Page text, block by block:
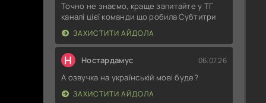
Точно не знаємо, краще запитайте у ТГ
каналі цієї команди що робила Субтитри
ЗАХИСТИТИ АЙДОЛА
Н Ностардамус 06.07.26
А озвучка на українській мові буде?
ЗАХИСТИТИ АЙДОЛА